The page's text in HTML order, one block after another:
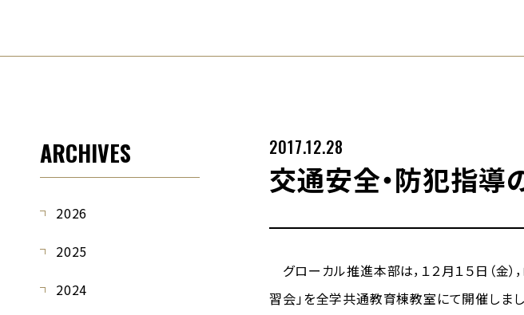
交通安全・防犯指導
2017.12.28
グローカル推進本部は，１２月１５日（金
習会」を全学共通教育棟教室にて開催しまし
ARCHIVES
2026
2025
2024